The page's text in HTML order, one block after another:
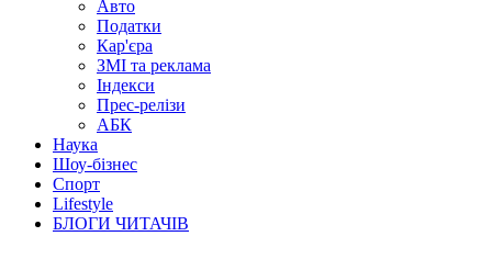
Авто
Податки
Кар'єра
ЗМІ та реклама
Індекси
Прес-релізи
АБК
Наука
Шоу-бізнес
Спорт
Lifestyle
БЛОГИ ЧИТАЧІВ